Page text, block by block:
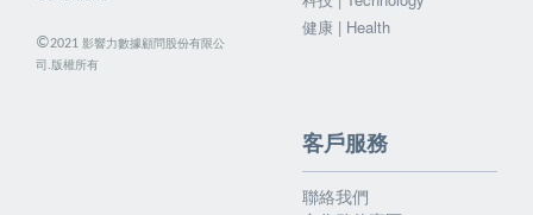
©2021 影響力數據顧問股份有限公
司.版權所有
健康 | Health
客戶服務
聯絡我們